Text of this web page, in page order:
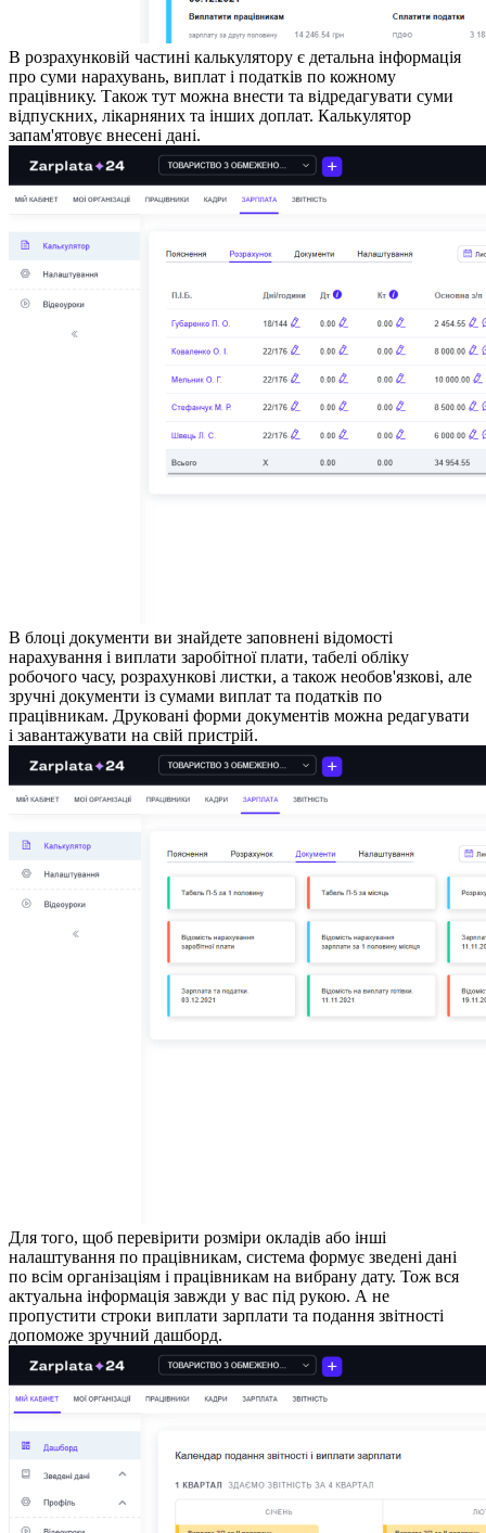
В розрахунковій частині калькулятору є детальна інформація
про суми нарахувань, виплат і податків по кожному
працівнику. Також тут можна внести та відредагувати суми
відпускних, лікарняних та інших доплат. Калькулятор
запам'ятовує внесені дані.
В блоці документи ви знайдете заповнені відомості
нарахування і виплати заробітної плати, табелі обліку
робочого часу, розрахункові листки, а також необов'язкові, але
зручні документи із сумами виплат та податків по
працівникам. Друковані форми документів можна редагувати
і завантажувати на свій пристрій.
Для того, щоб перевірити розміри окладів або інші
налаштування по працівникам, система формує зведені дані
по всім організаціям і працівникам на вибрану дату. Тож вся
актуальна інформація завжди у вас під рукою. А не
пропустити строки виплати зарплати та подання звітності
допоможе зручний дашборд.